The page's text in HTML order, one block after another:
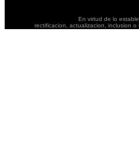
En virtud de lo
rectificacion, actualizacion, inclusion